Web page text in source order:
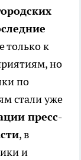
только к
но
по
стали уже
пресс-
, в
и